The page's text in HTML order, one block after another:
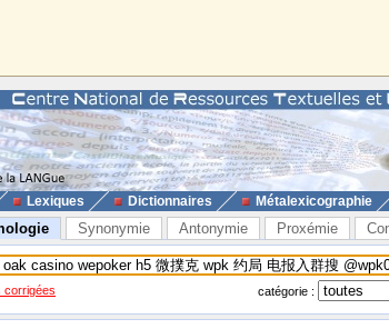
Lexiques Dictionnaires Métalexicographie
Synonymie Antonymie Proxémie
corrigées catégorie :